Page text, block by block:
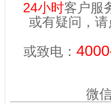
24小时客户服
或有疑问，
或致电：
微